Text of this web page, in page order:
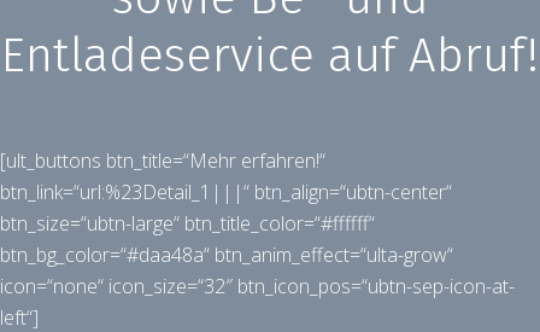
Entladeservice auf Abruf!
[ult_buttons btn_title=“Mehr erfahren!“
btn_link=“url:%23Detail_1|||“ btn_align=“ubtn-center“
btn_size=“ubtn-large“ btn_title_color=“#ffffff“
btn_bg_color=“#daa48a“ btn_anim_effect=“ulta-grow“
icon=“none“ icon_size=“32″ btn_icon_pos=“ubtn-sep-icon-at-
left“]